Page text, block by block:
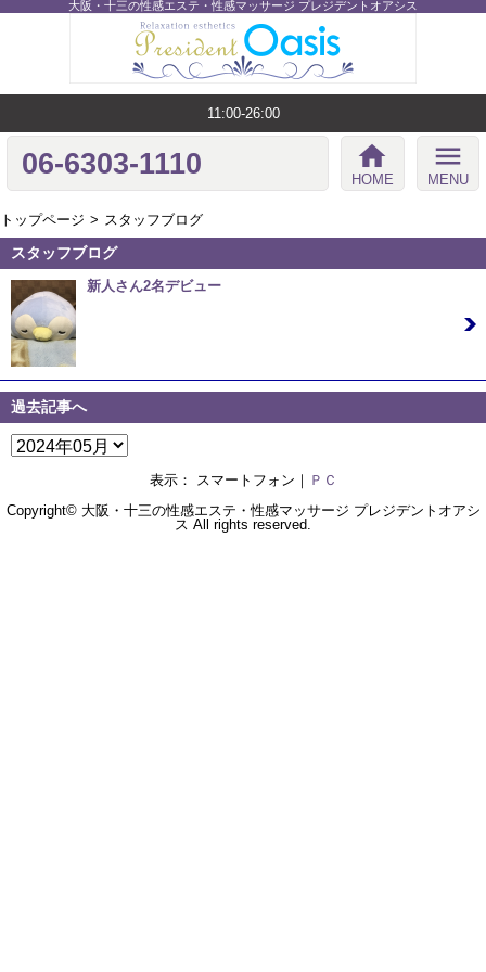
大阪・十三の性感エステ・性感マッサージ プレジデントオアシス
11:00-26:00
06-6303-1110 home
HOME
menu
MENU
トップページ スタッフブログ
スタッフブログ
新人さん2名デビュー
過去記事へ
表示： スマートフォン｜ ＰＣ
Copyright© 大阪・十三の性感エステ・性感マッサージ プレジデントオアシ
ス All rights reserved.